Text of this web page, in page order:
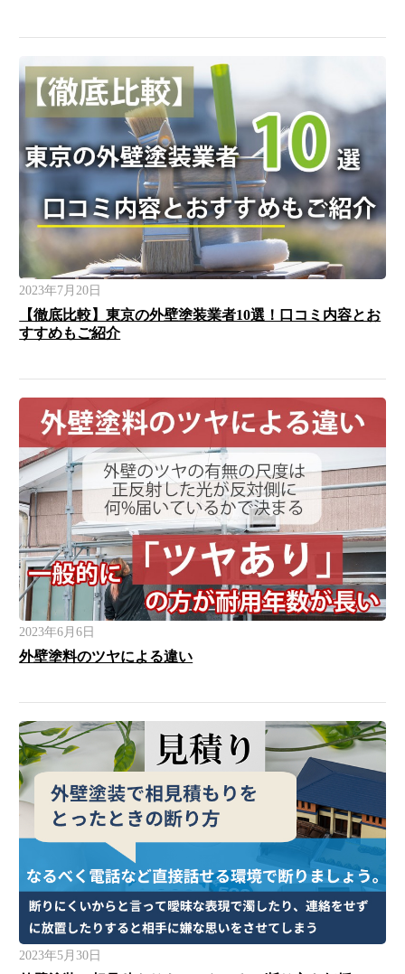
2023年7月20日
【徹底比較】東京の外壁塗装業者10選！口コミ内容とお
すすめもご紹介
2023年6月6日
外壁塗料のツヤによる違い
2023年5月30日